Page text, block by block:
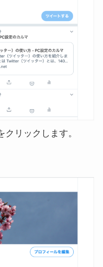
クリックします。